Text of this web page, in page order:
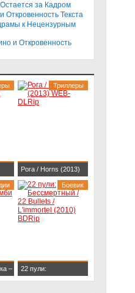
за Кадром
Текста
к Нецензурным
и Откровенность
Рога / Horns (2013)
WEB-DLRip
Триллеры
– 22 пули:
Боевик